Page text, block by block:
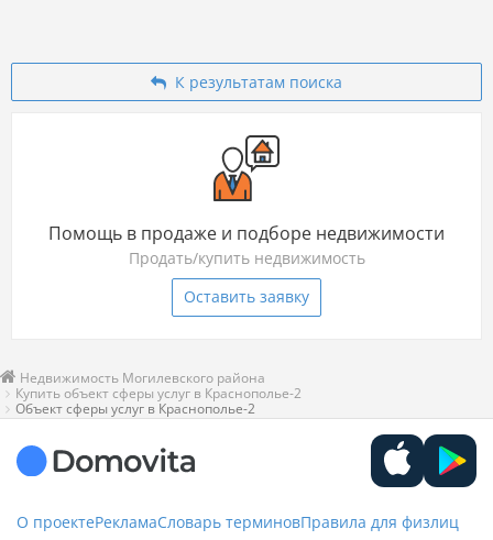
К результатам поиска
Помощь в продаже и подборе недвижимости
Продать/купить недвижимость
Оставить заявку
Недвижимость Могилевского района
Купить объект сферы услуг в Краснополье-2
Объект сферы услуг в Краснополье-2
О проектеРекламаСловарь терминовПравила для физлиц